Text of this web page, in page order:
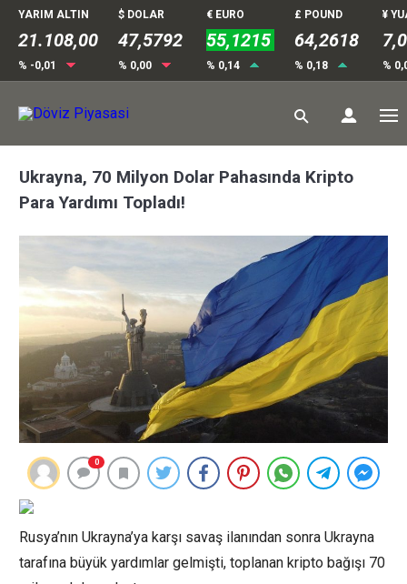
YARIM ALTIN
21.108,00
% -0,01
$ DOLAR
47,5792
% 0,00
€ EURO
55,1215
% 0,14
£ POUND
64,2618
% 0,18
¥
%
Ukrayna, 70 Milyon Dolar Pahasında Kripto
Para Yardımı Topladı!
0
Rusya’nın Ukrayna’ya karşı savaş ilanından sonra Ukrayna
tarafına büyük yardımlar gelmişti, toplanan kripto bağışı 70